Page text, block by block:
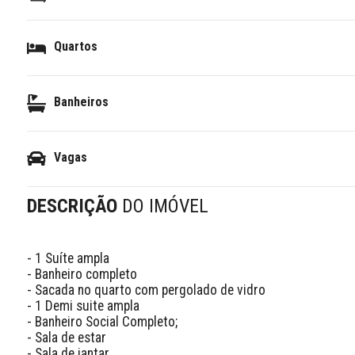
Quartos
Banheiros
Vagas
DESCRIÇÃO DO IMÓVEL
- 1 Suíte ampla
- Banheiro completo
- Sacada no quarto com pergolado de vidro
- 1 Demi suite ampla
- Banheiro Social Completo;
- Sala de estar